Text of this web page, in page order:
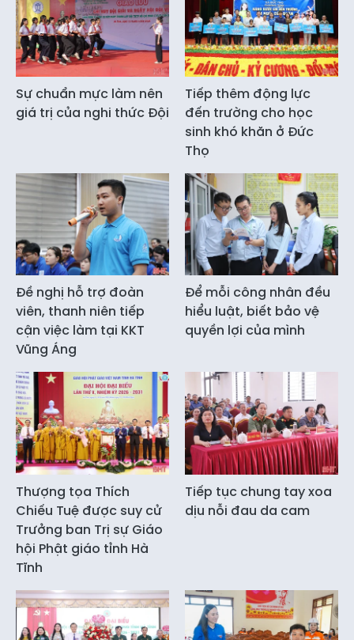
Sự chuẩn mực làm nên
giá trị của nghi thức Đội
Tiếp thêm động lực
đến trường cho học
sinh khó khăn ở Đức
Thọ
Đề nghị hỗ trợ đoàn
viên, thanh niên tiếp
cận việc làm tại KKT
Vũng Áng
Để mỗi công nhân đều
hiểu luật, biết bảo vệ
quyền lợi của mình
Thượng tọa Thích
Chiếu Tuệ được suy cử
Trưởng ban Trị sự Giáo
hội Phật giáo tỉnh Hà
Tĩnh
Tiếp tục chung tay xoa
dịu nỗi đau da cam